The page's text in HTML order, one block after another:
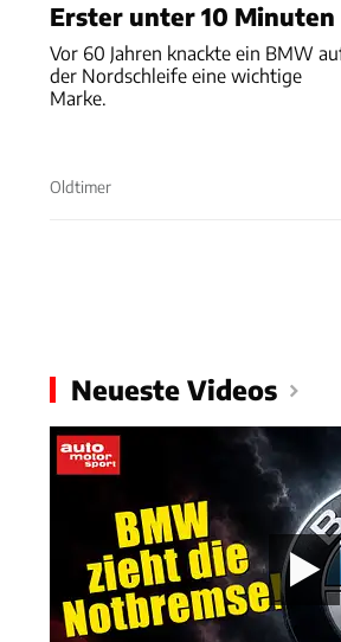
Erster unter 10 Minuten
Vor 60 Jahren knackte ein BMW
der Nordschleife eine wichtige
Marke.
Oldtimer
Neueste Videos